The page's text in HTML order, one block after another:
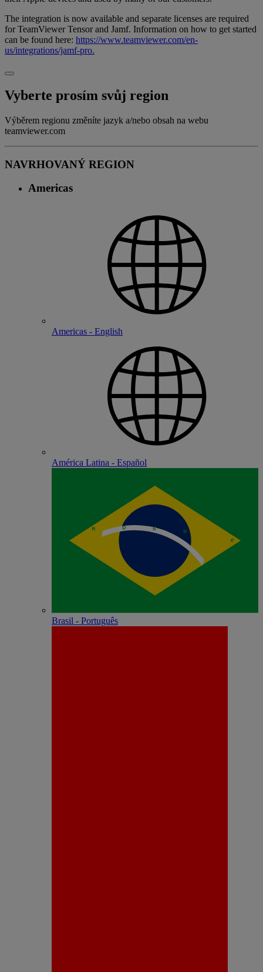
The integration is now available and separate licenses are required
for TeamViewer Tensor and Jamf. Information on how to get started
can be found here: https://www.teamviewer.com/en-
us/integrations/jamf-pro.
Vyberte prosím svůj region
Výběrem regionu změníte jazyk a/nebo obsah na webu
teamviewer.com
NAVRHOVANÝ REGION
Americas
Americas - English
América Latina - Español
Brasil - Português